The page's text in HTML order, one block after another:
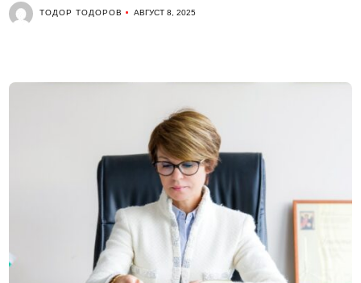
ТОДОР ТОДОРОВ АВГУСТ 8, 2025